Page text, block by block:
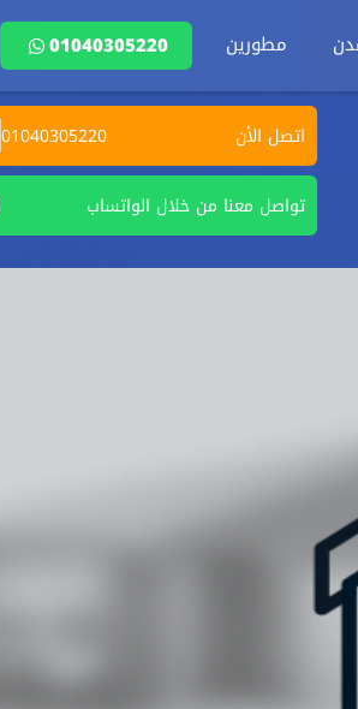
مطورين 01040305220
اتصل الأن 01040305220
تواصل معنا من خلال الواتساب